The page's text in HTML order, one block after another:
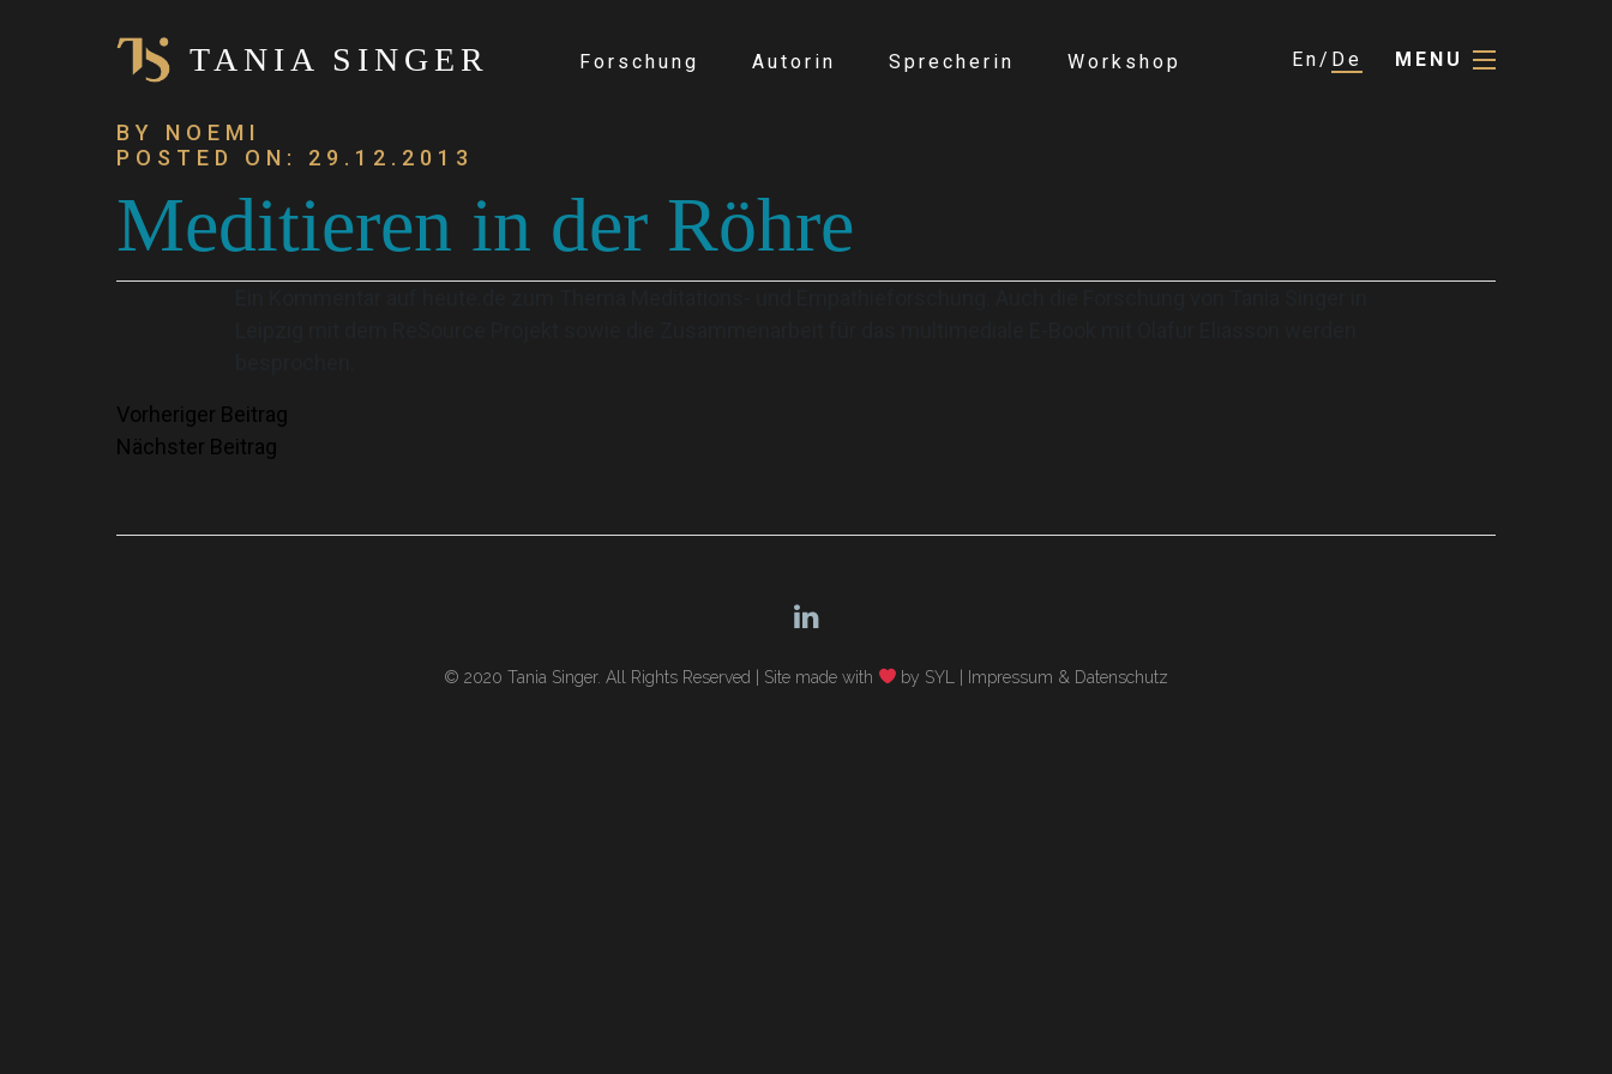
TANIA SINGER Forschung Autorin Sprecherin Workshop En De MENU
BY NOEMI
POSTED ON: 29.12.2013
Meditieren in der Röhre
Beitragsnavigation
Vorheriger Beitrag
Nächster Beitrag
© 2020 Tania Singer. All Rights Reserved | Site made with by SYL Impressum & Datenschutz